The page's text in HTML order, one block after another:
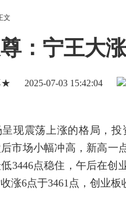
文
：宁王大
★ 2025-07-03 15:42:04
震荡上涨的格局，投
市场小幅冲高，新高一
3446点稳住，午后在创
涨6点于3461点，创业